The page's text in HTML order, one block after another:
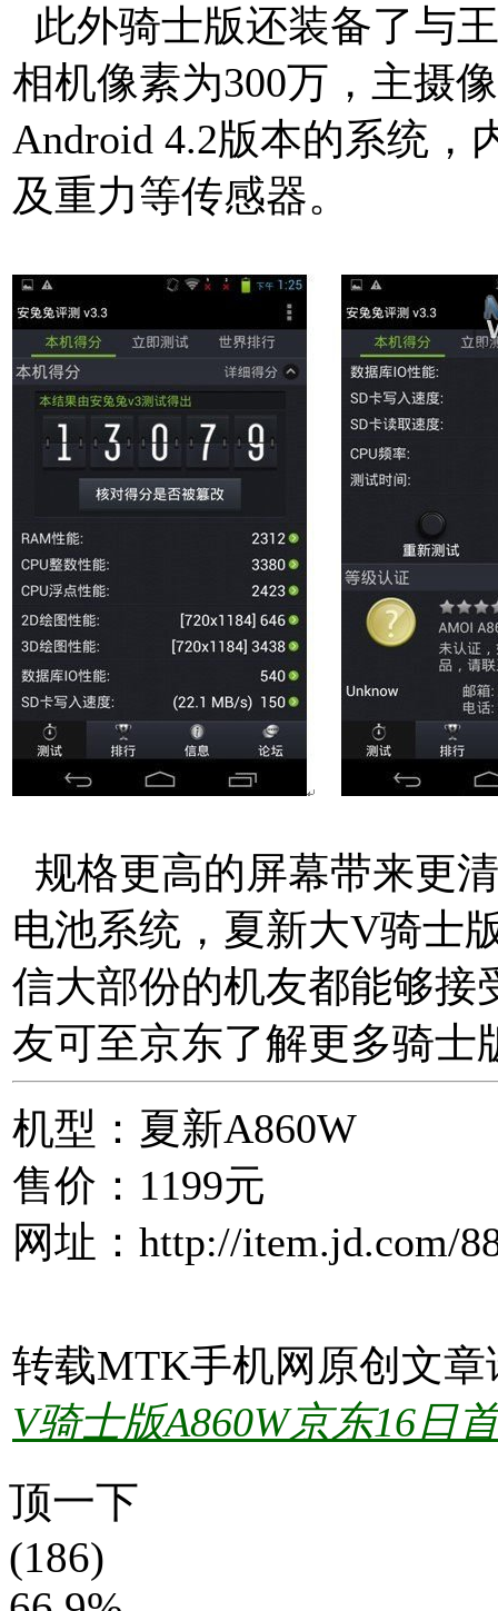
此外骑士版还装备了与
相机像素为300万，主摄
Android 4.2版本的系统，
及重力等传感器。
规格更高的屏幕带来更
电池系统，夏新大V骑士
信大部份的机友都能够接
友可至京东了解更多骑士
机型：夏新A860W
售价：1199元
网址：http://item.jd.com/
转载MTK手机网原创文
V骑士版A860W京东16日
顶一下
(186)